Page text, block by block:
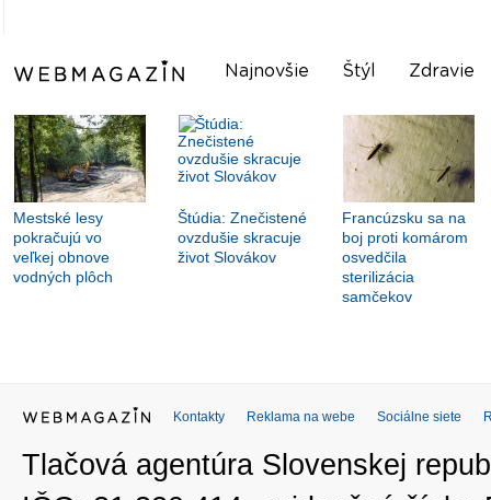
Najnovšie Štýl Zdravie
Mestské lesy
pokračujú vo
veľkej obnove
vodných plôch
Štúdia: Znečistené
ovzdušie skracuje
život Slovákov
Francúzsku sa na
boj proti komárom
osvedčila
sterilizácia
samčekov
Kontakty Reklama na webe Sociálne siete
Tlačová agentúra Slovenskej